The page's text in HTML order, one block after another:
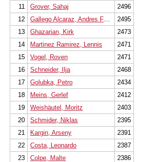
11
Grover, Sahaj
2496
12
Gallego Alcaraz, Andres Felipe
2495
13
Ghazarian, Kirk
2473
14
Martinez Ramirez, Lennis
2471
15
Vogel, Roven
2471
16
Schneider, Ilja
2468
17
Golubka, Petro
2434
18
Meins, Gerlef
2412
19
Weishäutel, Moritz
2403
20
Schmider, Niklas
2395
21
Kargin, Arseny
2391
22
Costa, Leonardo
2387
23
Colpe, Malte
2386